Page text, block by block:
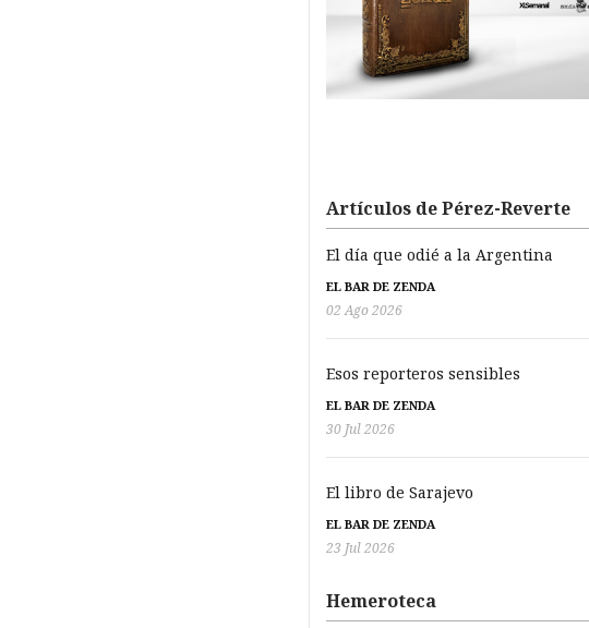
Artículos de Pérez-Reverte
El día que odié a la Argentina
EL BAR DE ZENDA
02 Ago 2026
Esos reporteros sensibles
EL BAR DE ZENDA
30 Jul 2026
El libro de Sarajevo
EL BAR DE ZENDA
23 Jul 2026
Hemeroteca